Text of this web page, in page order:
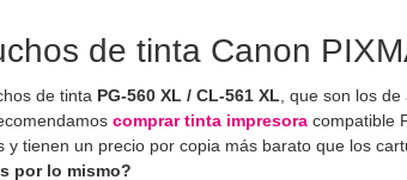
de tinta Canon
de tinta PG-560 XL / CL-561 XL , que son los
comprar tinta impresoracompatible
y tienen un precio por copia más barato que los
por lo mismo?